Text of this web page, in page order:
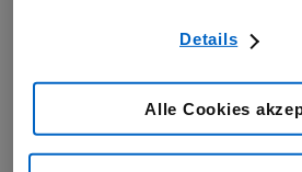
informationen
Alles zu Indikation, Dosierung und
Arzneimittels.
Details
Alle Cookies